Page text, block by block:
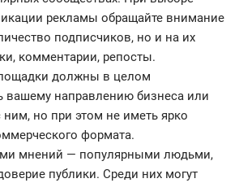
рекламы обращайте внимание
подписчиков, но и на их
комментарии, репосты.
должны в целом
вашему направлению бизнеса или
ним, но при этом не иметь ярко
формата.
мнений — популярными людьми,
публики. Среди них могут